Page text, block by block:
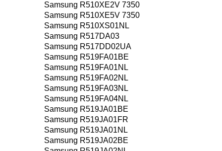
Samsung R510XE2V 7350
Samsung R510XE5V 7350
Samsung R510XS01NL
Samsung R517DA03
Samsung R517DD02UA
Samsung R519FA01BE
Samsung R519FA01NL
Samsung R519FA02NL
Samsung R519FA03NL
Samsung R519FA04NL
Samsung R519JA01BE
Samsung R519JA01FR
Samsung R519JA01NL
Samsung R519JA02BE